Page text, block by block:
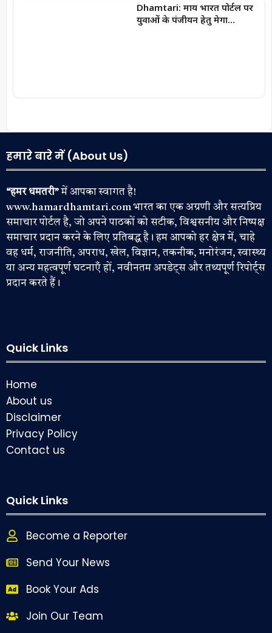
Dhamtari: माय भारत पोर्टल पर
युवाओं के पंजीयन हेतु मेगा
हमारे बारे में (About Us)
“हमर धमतरी”में आपका स्वागत है!
www.hamardhamtari.com भारत का एक अग्रणी और सत्यप्रिय
समाचार पोर्टल है, जो अपने पाठकों को सटीक, विश्वसनीय और निष्पक्ष
समाचार प्रदान करने के लिए प्रतिबद्ध है। हम आपको हर क्षेत्र में, चाहे
वह धर्म, राजनीति, अपराध, खेल, विज्ञान, तकनीक, मनोरंजन, स्वास्थ्य
या अन्य महत्वपूर्ण घटनाएँ हों, नवीनतम अपडेट्स और तथ्यपूर्ण रिपोर्ट्स
प्रदान करते हैं।
Quick Links
Home
About us
Disclaimer
Privacy Policy
Contact us
Quick Links
Become a Reporter
Send Your News
Book Your Ads
Join Our Team